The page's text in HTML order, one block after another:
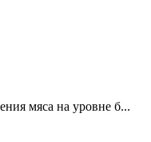
мяса на уровне б...